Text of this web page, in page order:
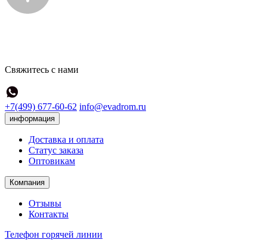
Свяжитесь с нами
+7(499) 677-60-62 info@evadrom.ru
информация
Доставка и оплата
Статус заказа
Оптовикам
Компания
Отзывы
Контакты
Телефон горячей линии